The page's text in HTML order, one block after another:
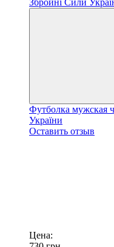
Футболка мужская
України
Оставить отзыв
Цена: